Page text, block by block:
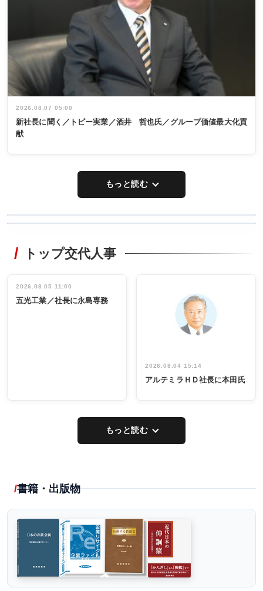
2026.08.07 05:00
新社長に聞く／トピー実業／酒井 哲也氏／グループ価値最大化貢
献
もっと読む
非鉄業界で
インタビュ
ー／社内ア
タックトレー
祝う 業界関
係者ら220人
出席
トップ交代人事
2026.08.05 11:00
五光工業／社長に永島専務
2026.08.04 15:14
アルテミラＨＤ社長に本田氏
もっと読む
書籍・出版物